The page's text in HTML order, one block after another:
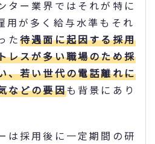
ター業界ではそれが特に
用が多く給与水準もそれ
た待遇面に起因する採用
レスが多い職場のため採
、若い世代の電話離れに
などの要因も背景にあり
は採用後に一定期間の研